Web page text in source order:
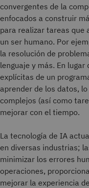
convergentes de la
enfocados a construir
para realizar tareas que
un ser humano. Por
la resolución de
lenguaje y más. En
explícitas de un
aprender de los datos,
complejos (así como
mejorar con el tiempo.
La tecnología de IA
en diversas industrias;
minimizar los errores
operaciones,
mejorar la experiencia